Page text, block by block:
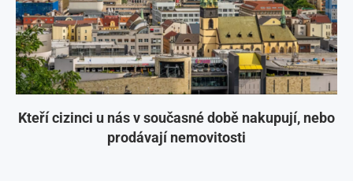
Kteří cizinci u nás v současné době nakupují, nebo
prodávají nemovitosti